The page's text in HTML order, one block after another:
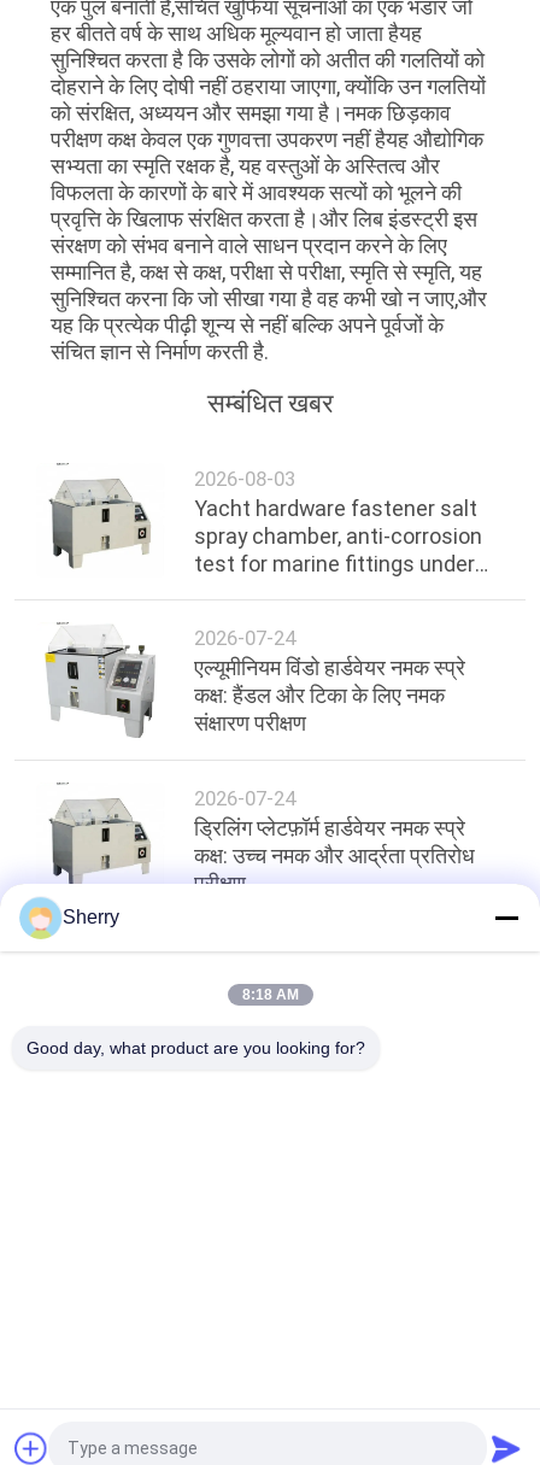
एक पुल बनाती है,संचित खुफिया सूचनाओं का एक भंडार जो
हर बीतते वर्ष के साथ अधिक मूल्यवान हो जाता हैयह
सुनिश्चित करता है कि उसके लोगों को अतीत की गलतियों को
दोहराने के लिए दोषी नहीं ठहराया जाएगा, क्योंकि उन गलतियों
को संरक्षित, अध्ययन और समझा गया है।नमक छिड़काव
परीक्षण कक्ष केवल एक गुणवत्ता उपकरण नहीं हैयह औद्योगिक
सभ्यता का स्मृति रक्षक है, यह वस्तुओं के अस्तित्व और
विफलता के कारणों के बारे में आवश्यक सत्यों को भूलने की
प्रवृत्ति के खिलाफ संरक्षित करता है।और लिब इंडस्ट्री इस
संरक्षण को संभव बनाने वाले साधन प्रदान करने के लिए
सम्मानित है, कक्ष से कक्ष, परीक्षा से परीक्षा, स्मृति से स्मृति, यह
सुनिश्चित करना कि जो सीखा गया है वह कभी खो न जाए,और
यह कि प्रत्येक पीढ़ी शून्य से नहीं बल्कि अपने पूर्वजों के
संचित ज्ञान से निर्माण करती है.
सम्बंधित खबर
2026-08-03
Yacht hardware fastener salt
spray chamber, anti-corrosion
test for marine fittings under
2026-07-24
एल्यूमीनियम विंडो हार्डवेयर नमक स्प्रे
कक्ष: हैंडल और टिका के लिए नमक
संक्षारण परीक्षण
2026-07-24
ड्रिलिंग प्लेटफ़ॉर्म हार्डवेयर नमक स्प्रे
कक्ष: उच्च नमक और आर्द्रता प्रतिरोध
परीक्षण
शीर्ष
Sherry
8:18 AM
Good day, what product are you looking for?